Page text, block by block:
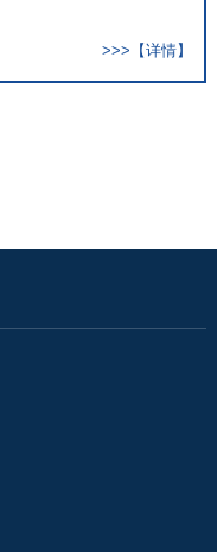
>>>【详情】